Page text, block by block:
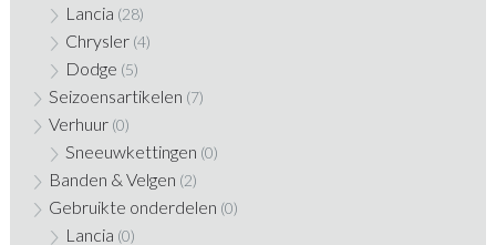
Lancia (28)
Chrysler (4)
Dodge (5)
Seizoensartikelen (7)
Verhuur (0)
Sneeuwkettingen (0)
Banden & Velgen (2)
Gebruikte onderdelen (0)
Lancia (0)